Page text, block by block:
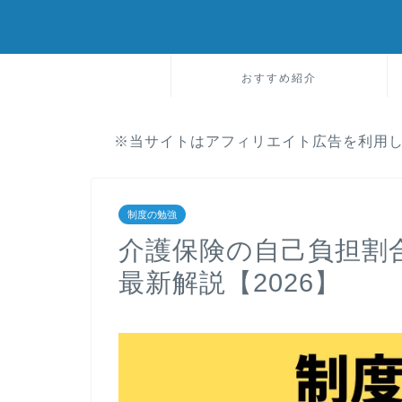
おすすめ紹介
※当サイトはアフィリエイト広告を利用
制度の勉強
介護保険の自己負担割
最新解説【2026】